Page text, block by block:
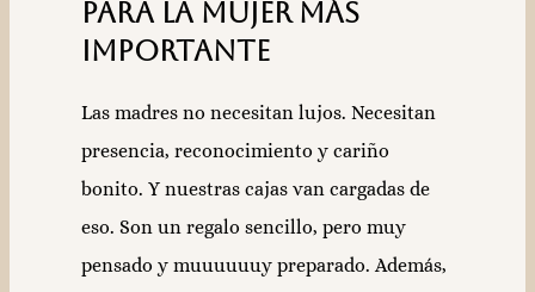
para la mujer más
importante
Las madres no necesitan lujos. Necesitan
presencia, reconocimiento y cariño
bonito. Y nuestras cajas van cargadas de
eso. Son un regalo sencillo, pero muy
pensado y muuuuuuy preparado. Además,